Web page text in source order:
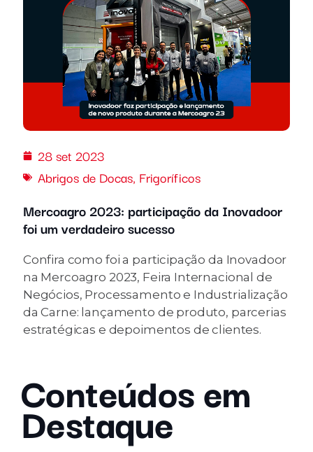
28 set 2023
Abrigos de Docas, Frigoríficos
Mercoagro 2023: participação da Inovadoor
foi um verdadeiro sucesso
Confira como foi a participação da Inovadoor
na Mercoagro 2023, Feira Internacional de
Negócios, Processamento e Industrialização
da Carne: lançamento de produto, parcerias
estratégicas e depoimentos de clientes.
Conteúdos em
Destaque